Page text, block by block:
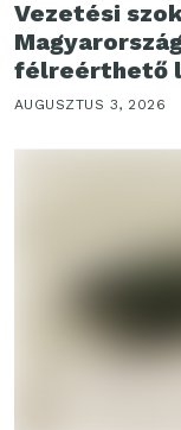
Vezetési
félreérthető
AUGUSZTUS 3, 2026